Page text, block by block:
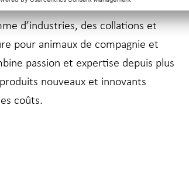
et de refroidissement.
d’industries, des collations et
pour animaux de compagnie et
passion et expertise depuis plus
nouveaux et innovants
coûts.